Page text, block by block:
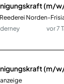
(m/
Norden-
vor 7
(m/